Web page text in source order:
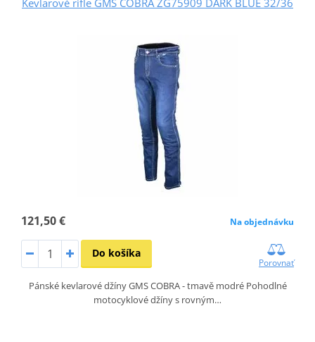
Kevlarové rifle GMS COBRA ZG75909 DARK BLUE 32/36
121,50 € Na objednávku
Do košíka
Porovnať
Pánské kevlarové džíny GMS COBRA - tmavě modré Pohodlné
motocyklové džíny s rovným…